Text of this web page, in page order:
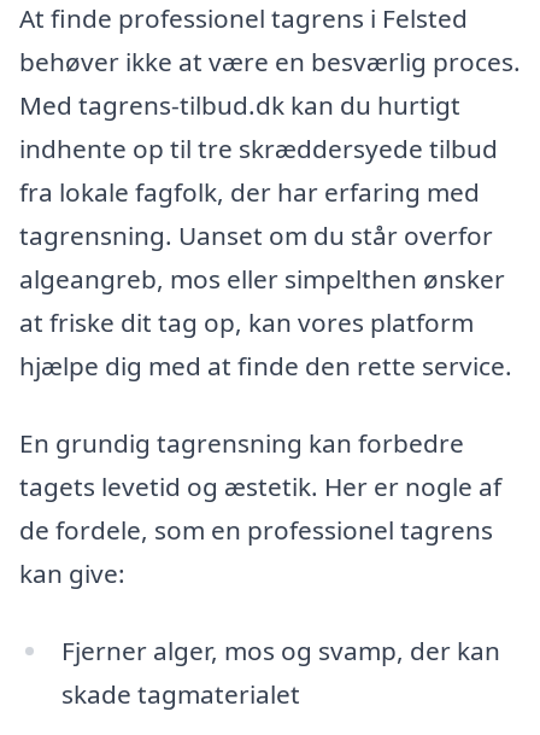
At finde professionel tagrens i Felsted
behøver ikke at være en besværlig proces.
Med tagrens-tilbud.dk kan du hurtigt
indhente op til tre skræddersyede tilbud
fra lokale fagfolk, der har erfaring med
tagrensning. Uanset om du står overfor
algeangreb, mos eller simpelthen ønsker
at friske dit tag op, kan vores platform
hjælpe dig med at finde den rette service.
En grundig tagrensning kan forbedre
tagets levetid og æstetik. Her er nogle af
de fordele, som en professionel tagrens
kan give:
Fjerner alger, mos og svamp, der kan
skade tagmaterialet